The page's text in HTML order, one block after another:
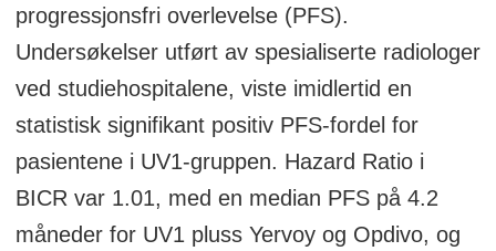
progressjonsfri overlevelse (PFS).
Undersøkelser utført av spesialiserte radiologer
ved studiehospitalene, viste imidlertid en
statistisk signifikant positiv PFS-fordel for
pasientene i UV1-gruppen. Hazard Ratio i
BICR var 1.01, med en median PFS på 4.2
måneder for UV1 pluss Yervoy og Opdivo, og